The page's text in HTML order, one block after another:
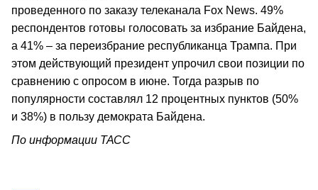
проведенного по заказу телеканала Fox News. 49%
респондентов готовы голосовать за избрание Байдена,
а 41% – за переизбрание республиканца Трампа. При
этом действующий президент упрочил свои позиции по
сравнению с опросом в июне. Тогда разрыв по
популярности составлял 12 процентных пунктов (50%
и 38%) в пользу демократа Байдена.
По информации ТАСС